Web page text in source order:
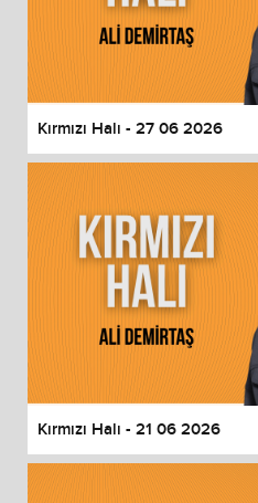
Kırmızı Halı - 27 06 2026
Kırmızı Halı - 21 06 2026